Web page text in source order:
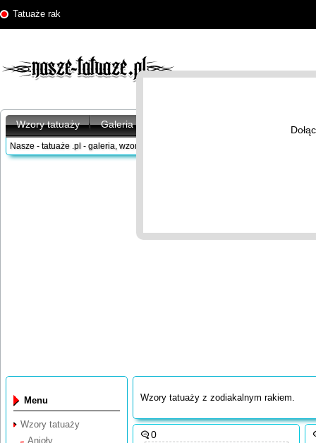
Tatuaże rak
Wzory tatuaży Galeria tatuaży Znaczenie
Nasze - tatuaże .pl - galeria, wzory tatuaży
Wzory tatuaży z zodiakalnym rakiem.
0
Menu
Wzory tatuaży
Anioły